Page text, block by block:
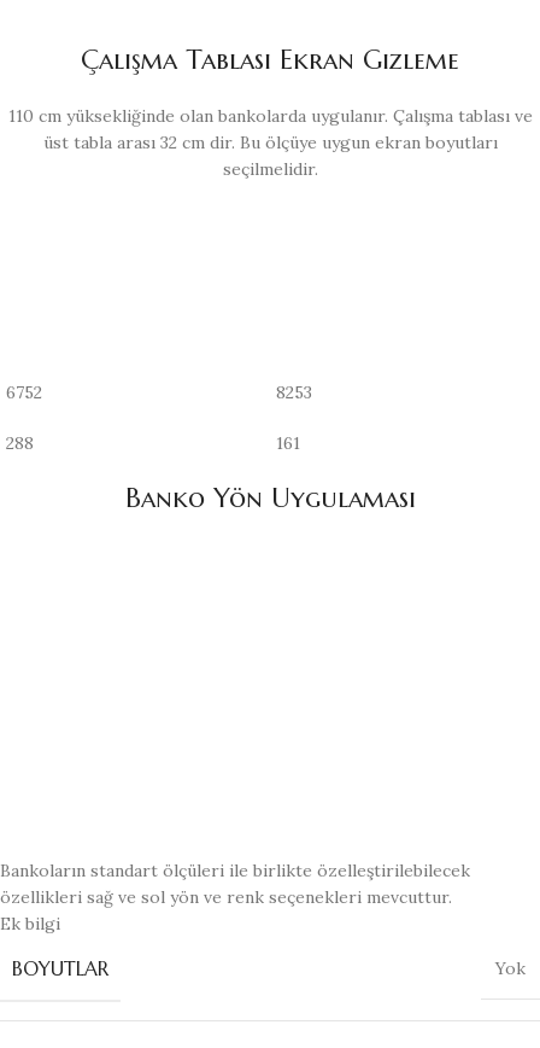
Çalışma Tablası Ekran Gizleme
110 cm yüksekliğinde olan bankolarda uygulanır. Çalışma tablası ve
üst tabla arası 32 cm dir. Bu ölçüye uygun ekran boyutları
seçilmelidir.
6752
288
8253
161
Banko Yön Uygulaması
Bankoların standart ölçüleri ile birlikte özelleştirilebilecek
özellikleri sağ ve sol yön ve renk seçenekleri mevcuttur.
Ek bilgi
BOYUTLAR Yok